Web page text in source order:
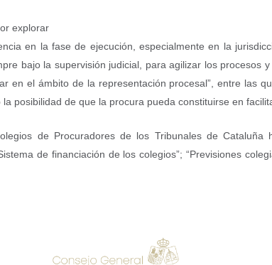
explorar
en la fase de ejecución, especialmente en la
bajo la supervisión judicial, para agilizar los procesos
en el ámbito de la representación procesal”, entre las
posibilidad de que la procura pueda constituirse en
de Procuradores de los Tribunales de Cataluña
de financiación de los colegios”; “Previsiones